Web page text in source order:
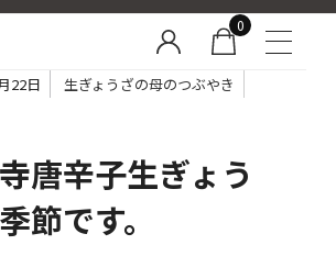
0
22日 生ぎょうざの母のつぶやき
寺唐辛子生ぎょう
節です。